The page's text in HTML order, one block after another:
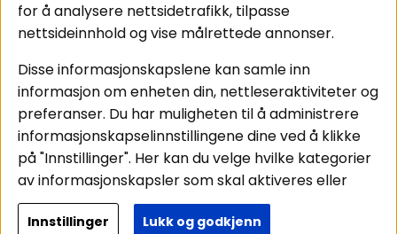
Billyd
Lyd til hjemmet
Pakkeløsninger
Hva passer i bilen
Instagram
Facebook
Youtube
Tiktok
for å analysere nettsidetrafikk, tilpasse
nettsideinnhold og vise målrettede annonser.
Disse informasjonskapslene kan samle inn
informasjon om enheten din, nettleseraktiviteter og
preferanser. Du har muligheten til å administrere
informasjonskapselinnstillingene dine ved å klikke
på "Innstillinger". Her kan du velge hvilke kategorier
av informasjonskapsler som skal aktiveres eller
deaktiveres. Vær oppmerksom på at deaktivering
av noen informasjonskapsler kan påvirke
Innstillinger Lukk og godkjenn